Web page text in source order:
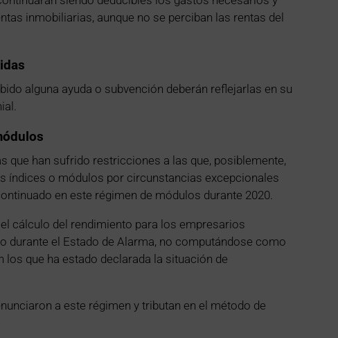
inmobiliarias, aunque no se perciban las rentas del
alguna ayuda o subvención deberán reflejarlas en su
que han sufrido restricciones a las que, posiblemente,
índices o módulos por circunstancias excepcionales
en este régimen de módulos durante 2020.
cálculo del rendimiento para los empresarios
durante el Estado de Alarma, no computándose como
los que ha estado declarada la situación de
a este régimen y tributan en el método de